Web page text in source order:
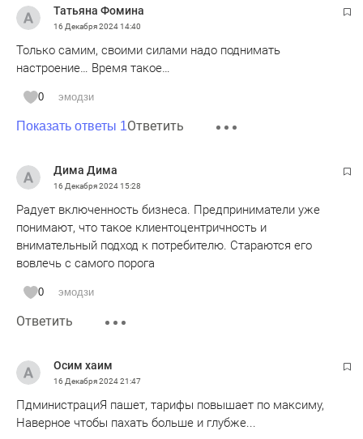
Татьяна Фомина
16 Декабря 202414:40
Только самим, своими силами надо поднимать
настроение… Время такое…
0 эмодзи
Показать ответы 1Ответить
Дима Дима
16 Декабря 202415:28
Радует включенность бизнеса. Предприниматели уже
понимают, что такое клиентоцентричность и
внимательный подход к потребителю. Стараются его
вовлечь с самого порога
0 эмодзи
Ответить
Осим хаим
16 Декабря 202421:47
ПдминистрациЯ пашет, тарифы повышает по максиму,
Наверное чтобы пахать больше и глубже...